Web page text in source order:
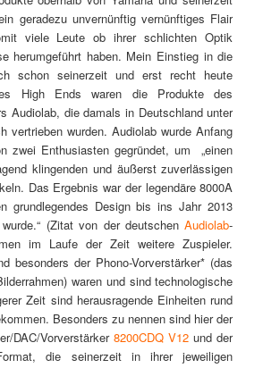
geradezu unvernünftig vernünftiges Flair
viele Leute ob ihrer schlichten Optik
herumgeführt haben. Mein Einstieg in die
schon seinerzeit und erst recht heute
High Ends waren die Produkte des
Audiolab, die damals in Deutschland unter
vertrieben wurden. Audiolab wurde Anfang
zwei Enthusiasten gegründet, um „einen
klingenden und äußerst zuverlässigen
Das Ergebnis war der legendäre 8000A
grundlegendes Design bis ins Jahr 2013
wurde.“ (Zitat von der deutschenAudiolab-
im Laufe der Zeit weitere Zuspieler.
besonders der Phono-Vorverstärker* (das
waren und sind technologische
Zeit sind herausragende Einheiten rund
Besonders zu nennen sind hier der
DAC/Vorverstärker 8200CDQ V12 und der
die seinerzeit in ihrer jeweiligen